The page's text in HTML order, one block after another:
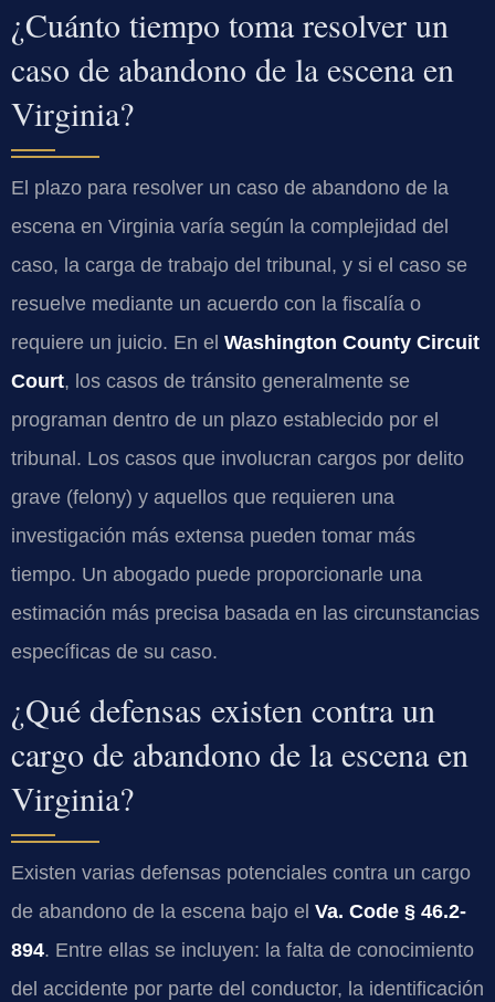
¿Cuánto tiempo toma resolver un
caso de abandono de la escena en
Virginia?
El plazo para resolver un caso de abandono de la
escena en Virginia varía según la complejidad del
caso, la carga de trabajo del tribunal, y si el caso se
resuelve mediante un acuerdo con la fiscalía o
requiere un juicio. En el Washington County Circuit
Court, los casos de tránsito generalmente se
programan dentro de un plazo establecido por el
tribunal. Los casos que involucran cargos por delito
grave (felony) y aquellos que requieren una
investigación más extensa pueden tomar más
tiempo. Un abogado puede proporcionarle una
estimación más precisa basada en las circunstancias
específicas de su caso.
¿Qué defensas existen contra un
cargo de abandono de la escena en
Virginia?
Existen varias defensas potenciales contra un cargo
de abandono de la escena bajo el Va. Code § 46.2-
894. Entre ellas se incluyen: la falta de conocimiento
del accidente por parte del conductor, la identificación